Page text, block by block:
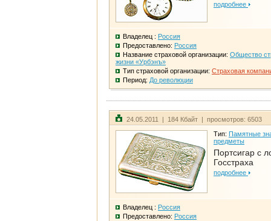
подробнее
Владелец : Россия
Предоставлено: Россия
Название страховой организации: Общество
жизни «Урбэнъ»
Тип страховой организации: Страховая
Период: До революции
24.05.2011 | 184 Кбайт | просмотров: 6503
Тип: Памятные
предметы
Портсигар с
Госстраха
подробнее
Владелец : Россия
Предоставлено: Россия